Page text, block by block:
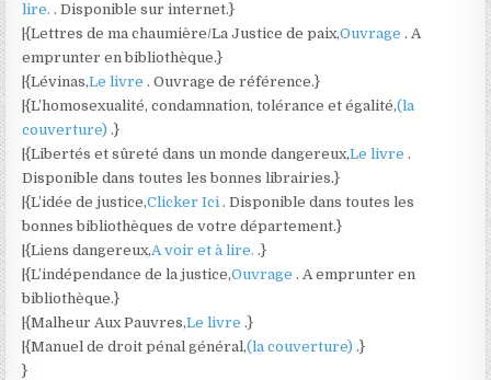
lire.. Disponible sur internet.}
|{Lettres de ma chaumière/La Justice de paix,Ouvrage. A
emprunter en bibliothèque.}
|{Lévinas,Le livre. Ouvrage de référence.}
|{L’homosexualité, condamnation, tolérance et égalité,(la
couverture).}
|{Libertés et sûreté dans un monde dangereux,Le livre.
Disponible dans toutes les bonnes librairies.}
|{L’idée de justice,Clicker Ici. Disponible dans toutes les
bonnes bibliothèques de votre département.}
|{Liens dangereux,A voir et à lire..}
|{L’indépendance de la justice,Ouvrage. A emprunter en
bibliothèque.}
|{Malheur Aux Pauvres,Le livre.}
|{Manuel de droit pénal général,(la couverture).}
}